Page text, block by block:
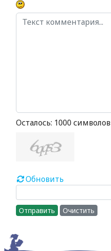
Осталось: 1000 символов
Обновить
Отправить Очистить